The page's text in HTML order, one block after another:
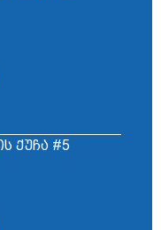
ქუჩა #5